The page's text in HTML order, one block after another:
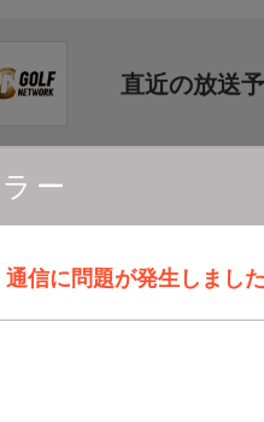
ー
通信に問題が発生しまし
直近の放送